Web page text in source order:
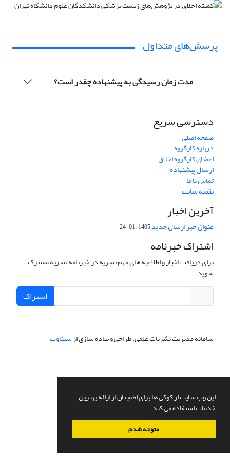
این وب سایت از کوکی ها برای اطمینان از ارائه بهترین
خدمات استفاده می کند.
متوجه شدم
پرسش‌های متداول
مدت زمان رسیدگی به پیشنهاده چقدر است؟
دسترسی سریع
صفحه اصلی
درباره کارگروه
اعضای کارگروه اخلاق
ارسال پیشنهاده
تماس با ما
نقشه سایت
آخرین اخبار
عنوان خبر ارسال جدید1405-01-24
اشتراک خبرنامه
برای دریافت اخبار و اطلاعیه های مهم نشریه در خبرنامه نشریه مشترک
شوید.
اشتراک
سامانه مدیریت نشریات علمی.طراحی و پیاده سازی ازسیناوب